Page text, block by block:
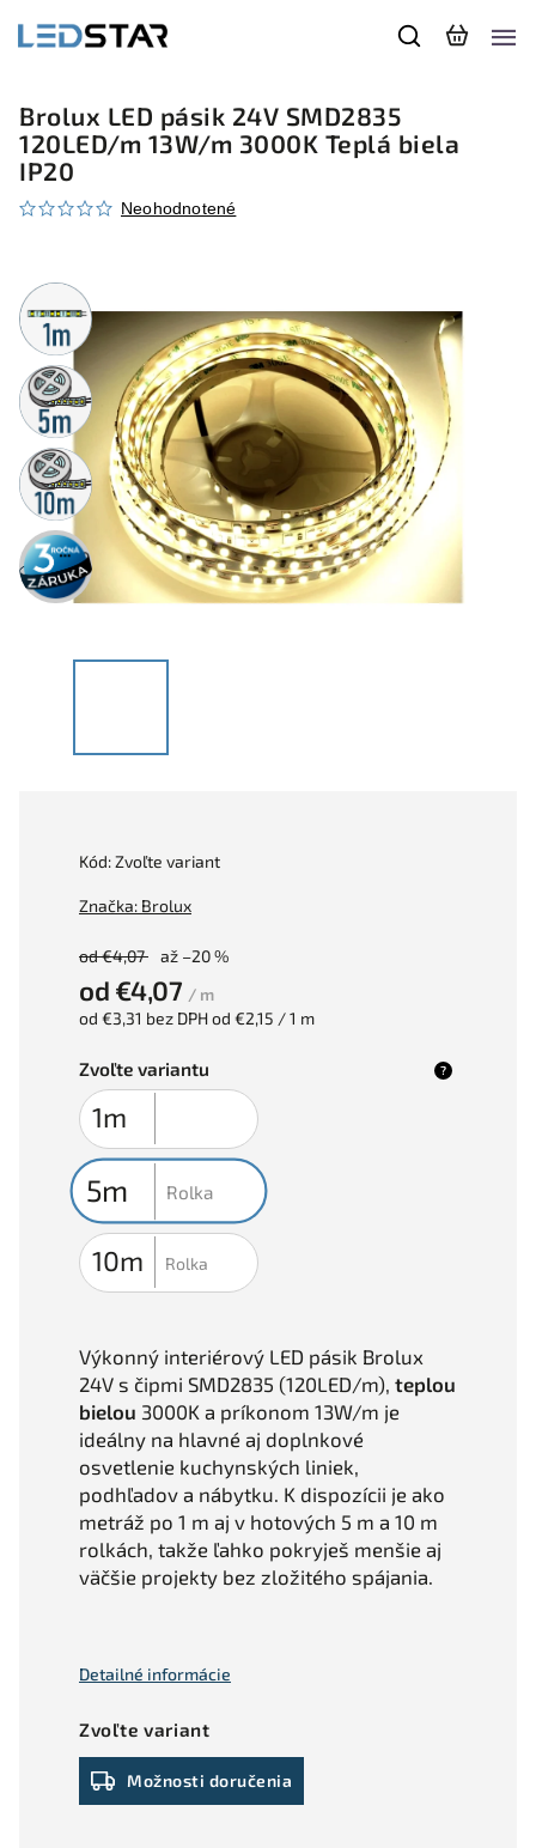
Brolux LED pásik 24V SMD2835
120LED/m 13W/m 3000K Teplá biela
IP20
Neohodnotené
Metrážny
predaj
5m
rolka
10m
rolka
3 roky
záruka
Kód:Zvoľte variant
Značka: Brolux
od €4,07 až –20 %
od €4,07 / m
od €3,31 bez DPHod €2,15 / 1 m
Zvoľte variant
Možnosti doručenia
Zvoľte variantu ?
Výkonný interiérový LED pásik Brolux
24V s čipmi SMD2835 (120LED/m), teplou
bielou 3000K a príkonom 13W/m je
ideálny na hlavné aj doplnkové
osvetlenie kuchynských liniek,
podhľadov a nábytku. K dispozícii je ako
metráž po 1 m aj v hotových 5 m a 10 m
rolkách, takže ľahko pokryješ menšie aj
väčšie projekty bez zložitého spájania.
Detailné informácie